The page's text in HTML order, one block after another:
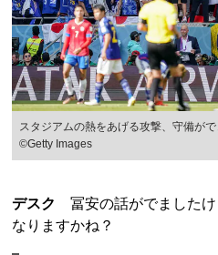
スタジアムの熱をあげる攻撃、守備が
©Getty Images
デスク
冨安の話がでましたけ
なりますかね？